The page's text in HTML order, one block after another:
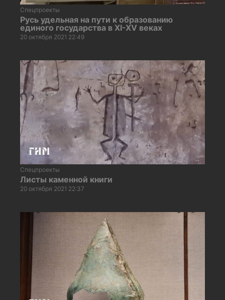
Спецпроекты
Русь удельная на пути к образованию
единого государства в XI-XV веках
20 октября 2021 22:49
Спецпроекты
Листы каменной книги
20 октября 2021 22:37